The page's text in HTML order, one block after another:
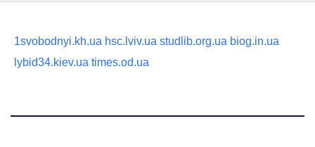
1svobodnyi.kh.ua hsc.lviv.ua studlib.org.ua biog.in.ua
lybid34.kiev.ua times.od.ua